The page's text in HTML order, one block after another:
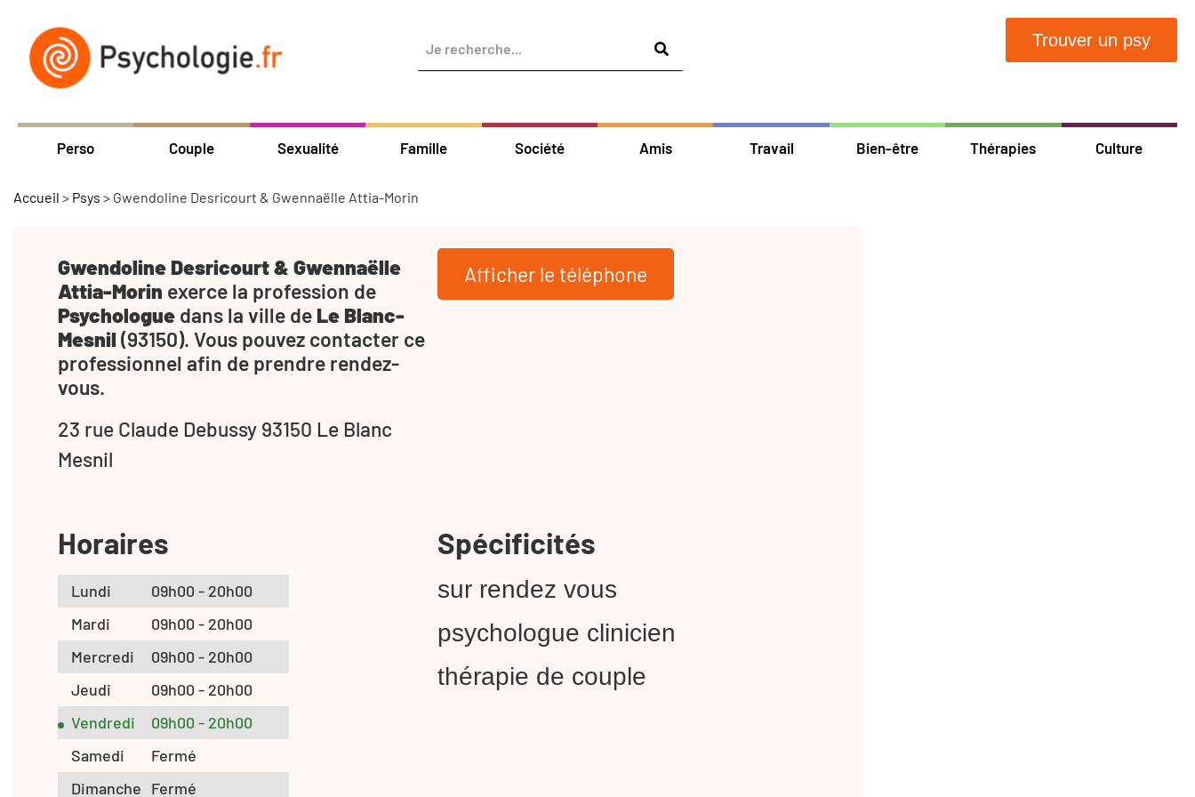
Trouver un psy
Perso Couple Sexualité Famille Société Amis Travail Bien-être Thérapies Culture
Accueil > Psys > Gwendoline Desricourt & Gwennaëlle Attia-Morin
Gwendoline Desricourt & Gwennaëlle
Attia-Morin exerce la profession de
Psychologue dans la ville de Le Blanc-
Mesnil (93150). Vous pouvez contacter ce
professionnel afin de prendre rendez-
vous.
23 rue Claude Debussy 93150 Le Blanc
Mesnil
Afficher le téléphone
Horaires
Lundi
09h00 - 20h00
Mardi
09h00 - 20h00
Mercredi
09h00 - 20h00
Jeudi
09h00 - 20h00
Vendredi
09h00 - 20h00
Samedi
Fermé
Dimanche Fermé
Spécificités
sur rendez vous
psychologue clinicien
thérapie de couple